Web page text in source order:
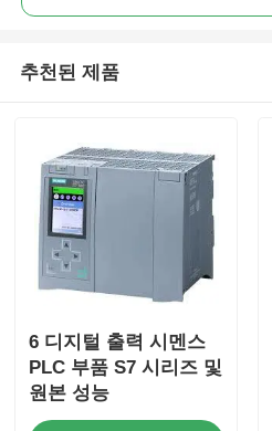
우리 에 관한 것
공장 투어
품질 관리
문의하기
추천된 제품
6 디지털 출력 시멘스
PLC 부품 S7 시리즈 및
원본 성능